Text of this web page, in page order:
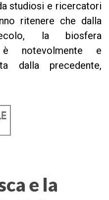
studiosi e ricercatori
ritenere che dalla
la biosfera
è notevolmente e
dalla precedente,
e la